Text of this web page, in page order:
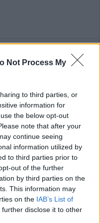
Not Process My
to third parties, or
information for
the below opt-out
note that after your
continue seeing
information utilized by
to third parties prior to
out of the further
by third parties on the
This information may
on the IAB’s List of
further disclose it to other
– misstänks
är läget med